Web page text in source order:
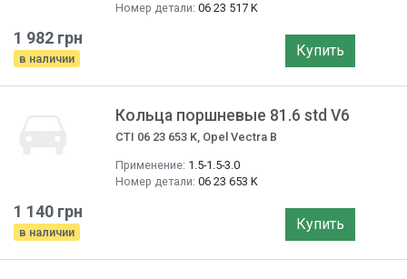
Номер детали: 06 23 517 K
1 982 грн
в наличии Купить
Кольца поршневые 81.6 std V6
CTI 06 23 653 K, Opel Vectra B
Применение: 1.5-1.5-3.0
Номер детали: 06 23 653 K
1 140 грн
в наличии Купить